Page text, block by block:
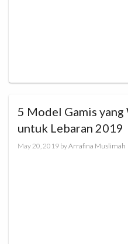
5 Model Gamis yang
untuk Lebaran 2019
May 20, 2019 byArrafina Muslimah